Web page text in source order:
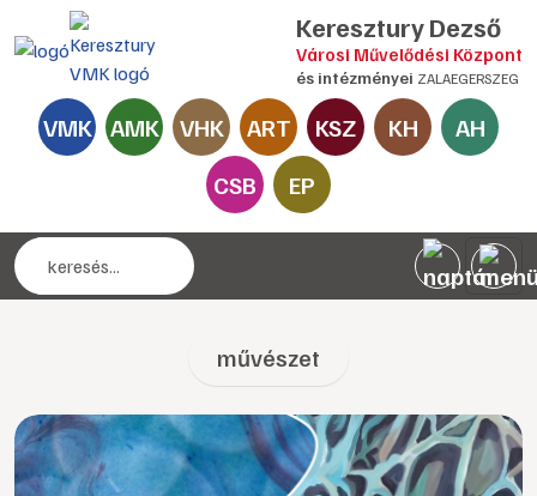
Keresztury Dezső
Városi Művelődési Központ
és intézményei ZALAEGERSZEG
VMK AMK VHK ART KSZ KH
AH
CSB
EP
művészet